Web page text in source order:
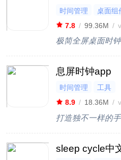
时间管理
桌面组
7.8 / 99.36M /
极简全屏桌面时
息屏时钟app
时间管理
工具
8.9 / 18.36M /
sleep cycle中